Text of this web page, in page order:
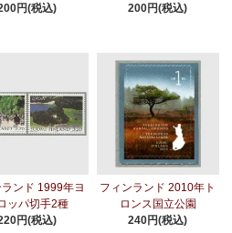
円(税込)
200円(税込)
ンド 1999年ヨ
ッパ切手2種
円(税込)
フィンランド 2010年ト
ロンス国立公園
240円(税込)